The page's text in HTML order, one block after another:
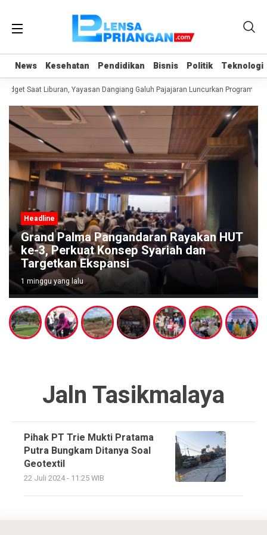
News Kesehatan Pendidikan Bisnis Politik Teknologi
News Kesehatan Pendidikan Bisnis Politik Teknologi
Saat Liburan, Yayasan Dangiang Galuh Pajajaran Luncurkan Program
Headline
Grand Palma Pangandaran Rayakan HUT
ke-3, Perkuat Konsep Syariah dan
Targetkan Ekspansi
1 minggu yang lalu
Jaln Tasikmalaya
Pihak PT Trie Mukti Pratama
Putra Bungkam Ditanya Soal
Geotextil
22 Juli 2024 - 11:25 WIB